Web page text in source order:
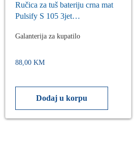
Ručica za tuš bateriju crna mat
Pulsify S 105 3jet
Galanterija za kupatilo
88,00KM
Dodaj u korpu